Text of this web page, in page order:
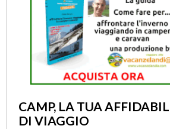
CAMP, LA TUA
DI VIAGGIO